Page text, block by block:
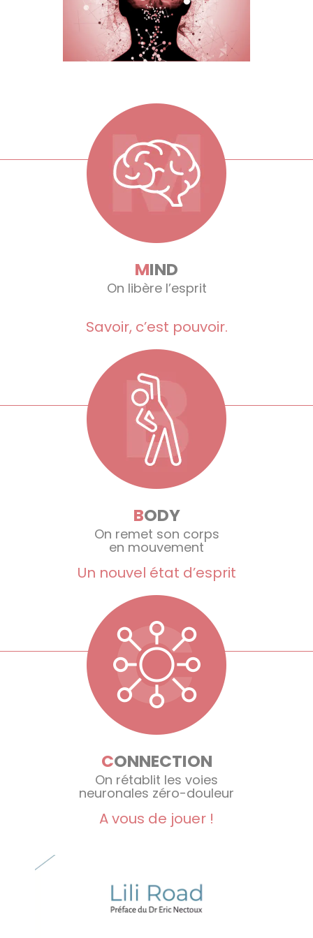
MIND
On libère l’esprit
Savoir, c’est pouvoir.
BODY
On remet son corps
en mouvement
Un nouvel état d’esprit
CONNECTION
On rétablit les voies
neuronales zéro-douleur
A vous de jouer !